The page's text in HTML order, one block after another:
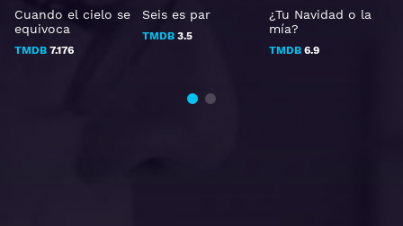
Cuando el cielo se
equivoca
TMDB 7.176
Seis es par
TMDB3.5
¿Tu Navidad o la
mía?
TMDB6.9